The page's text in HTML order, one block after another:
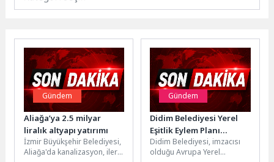
Gündem
Aliağa’ya 2.5 milyar
liralık altyapı yatırımı
İzmir Büyükşehir Belediyesi,
Aliağa'da kanalizasyon, ileri
Gündem
Didim Belediyesi Yerel
Eşitlik Eylem Planı
Çalışmalarını
Sürdürüyor
Didim Belediyesi, imzacısı
olduğu Avrupa Yerel